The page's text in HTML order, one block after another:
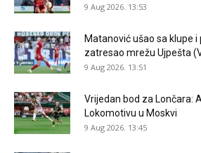
9 Aug 2026. 13:53
Matanović ušao sa klupe
zatresao mrežu Ujpešta
9 Aug 2026. 13:51
Vrijedan bod za Lončara:
Lokomotivu u Moskvi
9 Aug 2026. 13:45